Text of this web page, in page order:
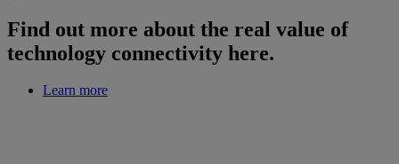
Find out more about the real value of
technology connectivity here.
Learn more